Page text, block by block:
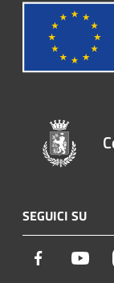
SEGUICI SU
Facebook